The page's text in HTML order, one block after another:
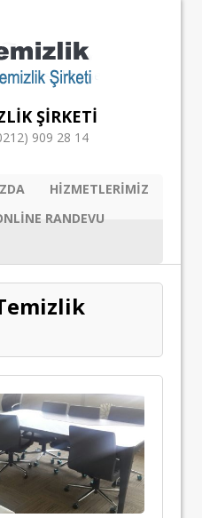
ŞIRKETI
909 28 14
HIZMETLERIMIZ
RANDEVU